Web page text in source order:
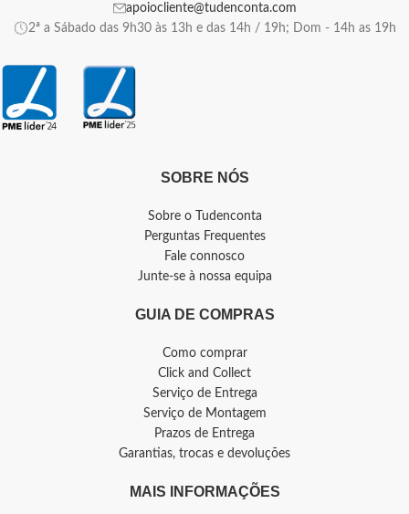
apoiocliente@tudenconta.com
2ª a Sábado das 9h30 às 13h e das 14h / 19h; Dom - 14h as 19h
SOBRE NÓS
Sobre o Tudenconta
Perguntas Frequentes
Fale connosco
Junte-se à nossa equipa
GUIA DE COMPRAS
Como comprar
Click and Collect
Serviço de Entrega
Serviço de Montagem
Prazos de Entrega
Garantias, trocas e devoluções
MAIS INFORMAÇÕES